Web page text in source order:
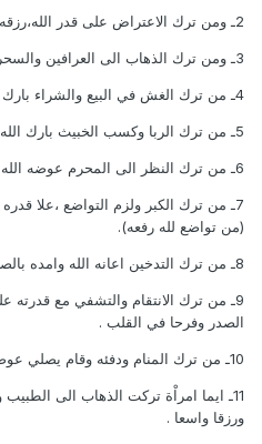
2ـ ومن ترك الاعتراض على قدر الله،رزقه الله الرضا واليقين .
3ـ ومن ترك الذهاب الى العرافين والسحرة ،رزقه الله الصبروالعافيه.
4ـ من ترك الغش في البيع والشراء بارك الله له في تجارته.
5ـ من ترك الربا وكسب الخبيث بارك الله في رزقه .
6ـ من ترك النظر الى المحرم عوضه الله نورا وجلاء ولذة يجدها في قلبه .
7ـ من ترك الكبر ولزم التواضع ،علا
(من تواضع لله رفعه).
8ـ من ترك التدخين اعانه الله وامده بالصحة والعافية والسعادة الحقيقية.
9ـ من ترك الانتقام والتشفي مع قدرته
الصدر وفرحا في القلب .
10ـ من ترك المنام ودفئه وقام يصلي عوضه الله فرحا ونشاطا وانسا.
11ـ ايما امراْة تركت الذهاب الى
ورزقا واسعا .